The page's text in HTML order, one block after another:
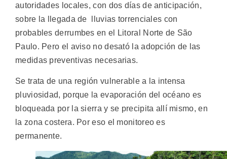
autoridades locales, con dos días de anticipación,
sobre la llegada de lluvias torrenciales con
probables derrumbes en el Litoral Norte de São
Paulo. Pero el aviso no desató la adopción de las
medidas preventivas necesarias.
Se trata de una región vulnerable a la intensa
pluviosidad, porque la evaporación del océano es
bloqueada por la sierra y se precipita allí mismo, en
la zona costera. Por eso el monitoreo es
permanente.